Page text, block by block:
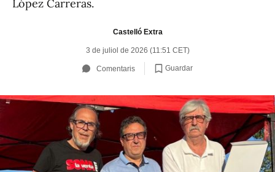
López Carreras.
Castelló Extra
3 de juliol de 2026 (11:51 CET)
Comentaris Guardar